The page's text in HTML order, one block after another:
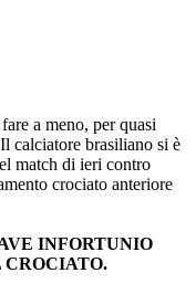
a meno, per quasi
Il calciatore brasiliano si è
match di ieri contro
crociato anteriore
INFORTUNIO
CROCIATO.